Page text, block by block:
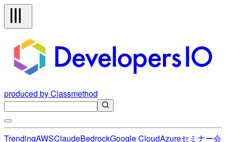
produced by Classmethod
TrendingAWSClaudeBedrockGoogle CloudAzureセミナー会